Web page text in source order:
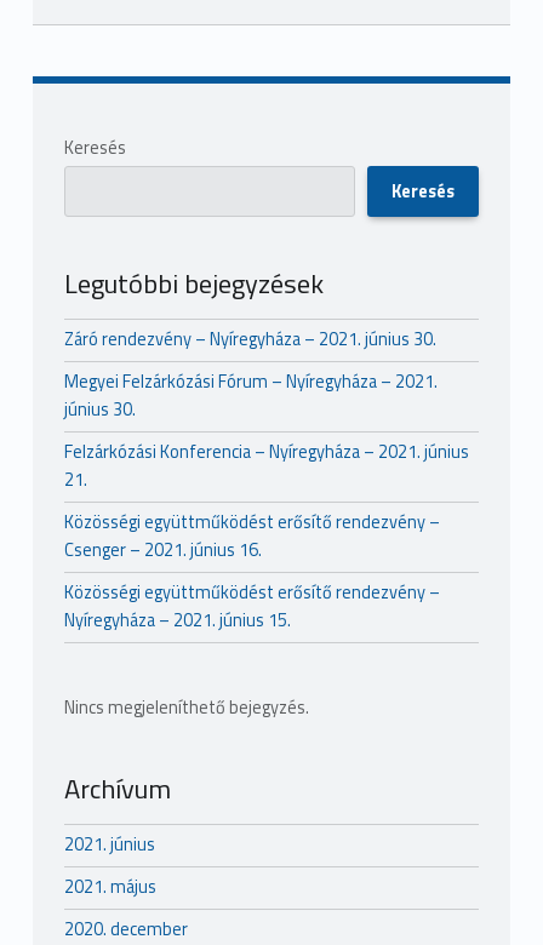
Skip back to main navigation
Sidebar
Keresés
Keresés
Legutóbbi bejegyzések
Záró rendezvény – Nyíregyháza – 2021. június 30.
Megyei Felzárkózási Fórum – Nyíregyháza – 2021.
június 30.
Felzárkózási Konferencia – Nyíregyháza – 2021. június
21.
Közösségi együttműködést erősítő rendezvény –
Csenger – 2021. június 16.
Közösségi együttműködést erősítő rendezvény –
Nyíregyháza – 2021. június 15.
Nincs megjeleníthető bejegyzés.
Archívum
2021. június
2021. május
2020. december